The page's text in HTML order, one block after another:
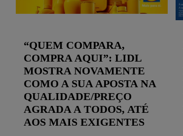
“QUEM COMPARA,
COMPRA AQUI”: LIDL
MOSTRA NOVAMENTE
COMO A SUA APOSTA NA
QUALIDADE/PREÇO
AGRADA A TODOS, ATÉ
AOS MAIS EXIGENTES